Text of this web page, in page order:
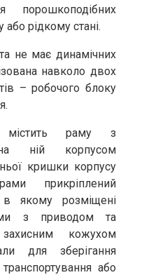
порошкоподібних
або рідкому стані.
не має динамічних
навколо двох
– робочого блоку
раму з
ній корпусом
кришки корпусу
прикріплений
якому розміщені
з приводом та
кожухом
для зберігання
або